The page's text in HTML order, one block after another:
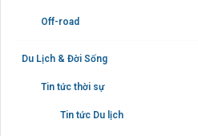
Off-road
Du Lịch & Đời Sống
Tin tức thời sự
Tin tức Du lịch